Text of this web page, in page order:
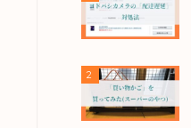
2